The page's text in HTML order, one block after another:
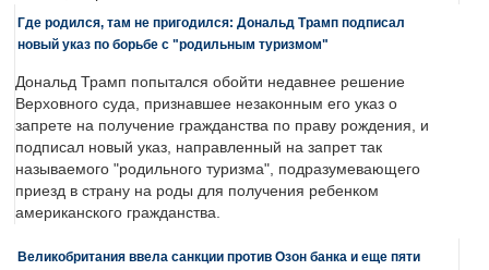
Где родился, там не пригодился: Дональд Трамп подписал
новый указ по борьбе с "родильным туризмом"
Дональд Трамп попытался обойти недавнее решение
Верховного суда, признавшее незаконным его указ о
запрете на получение гражданства по праву рождения, и
подписал новый указ, направленный на запрет так
называемого "родильного туризма", подразумевающего
приезд в страну на роды для получения ребенком
американского гражданства.
Великобритания ввела санкции против Озон банка и еще пяти